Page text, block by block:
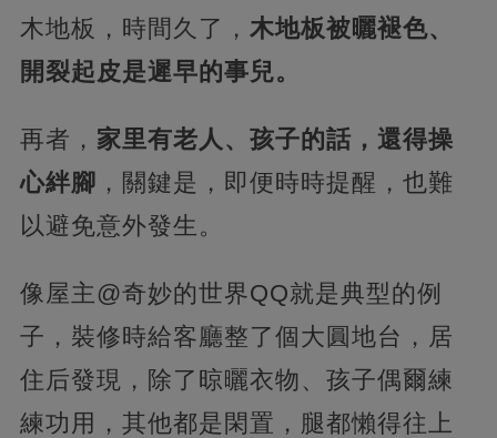
木地板，時間久了， 木地板被曬褪色、
開裂起皮是遲早的事兒。
再者， 家里有老人、孩子的話，還得操
心絆腳 ，關鍵是，即便時時提醒，也難
以避免意外發生。
像屋主@奇妙的世界QQ就是典型的例
子，裝修時給客廳整了個大圓地台，居
住后發現，除了晾曬衣物、孩子偶爾練
練功用，其他都是閑置，腿都懶得往上